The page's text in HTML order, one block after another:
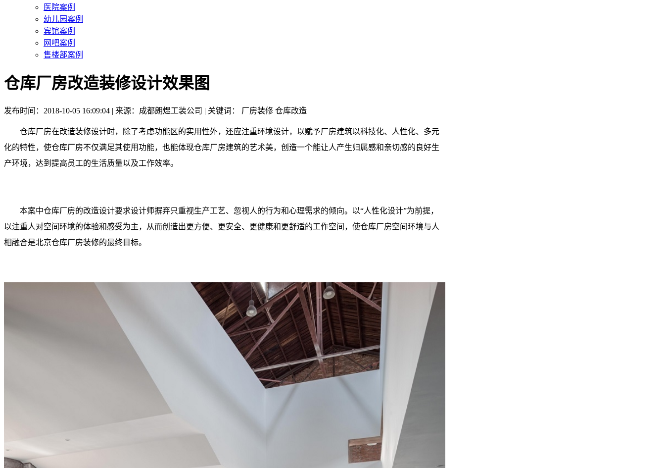
医院案例
幼儿园案例
宾馆案例
网吧案例
售楼部案例
仓库厂房改造装修设计效果图
发布时间：2018-10-05 16:09:04 | 来源：成都朗煜工装公司 | 关键词： 厂房装修 仓库改造
仓库厂房在改造装修设计时，除了考虑功能区的实用性外，还应注重环境设计，以赋予厂房建筑以科技化、人性化、多元
化的特性，使仓库厂房不仅满足其使用功能，也能体现仓库厂房建筑的艺术美，创造一个能让人产生归属感和亲切感的良好生
产环境，达到提高员工的生活质量以及工作效率。
本案中仓库厂房的改造设计要求设计师摒弃只重视生产工艺、忽视人的行为和心理需求的倾向。以“人性化设计”为前提，
以注重人对空间环境的体验和感受为主，从而创造出更方便、更安全、更健康和更舒适的工作空间，使仓库厂房空间环境与人
相融合是北京仓库厂房装修的最终目标。